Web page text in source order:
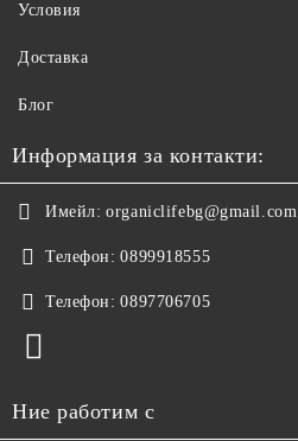
Условия
Доставка
Блог
Информация за контакти:
Имейл: organiclifebg@gmail.com
Телефон: 0899918555
Телефон: 0897706705
Ние работим с